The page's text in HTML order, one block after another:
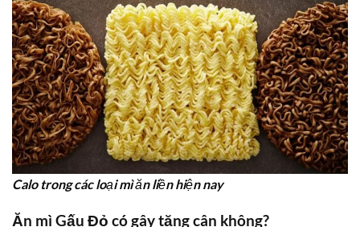
Calo trong các loại mì ăn liền hiện nay
Ăn mì Gấu Đỏ có gây tăng cân không?